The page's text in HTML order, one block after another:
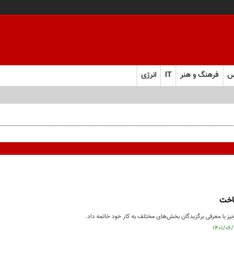
فرهنگ و هنر IT انرژی
با معرفی برگزیدگان بخش‌های مختلف به کار خود خاتمه داد.